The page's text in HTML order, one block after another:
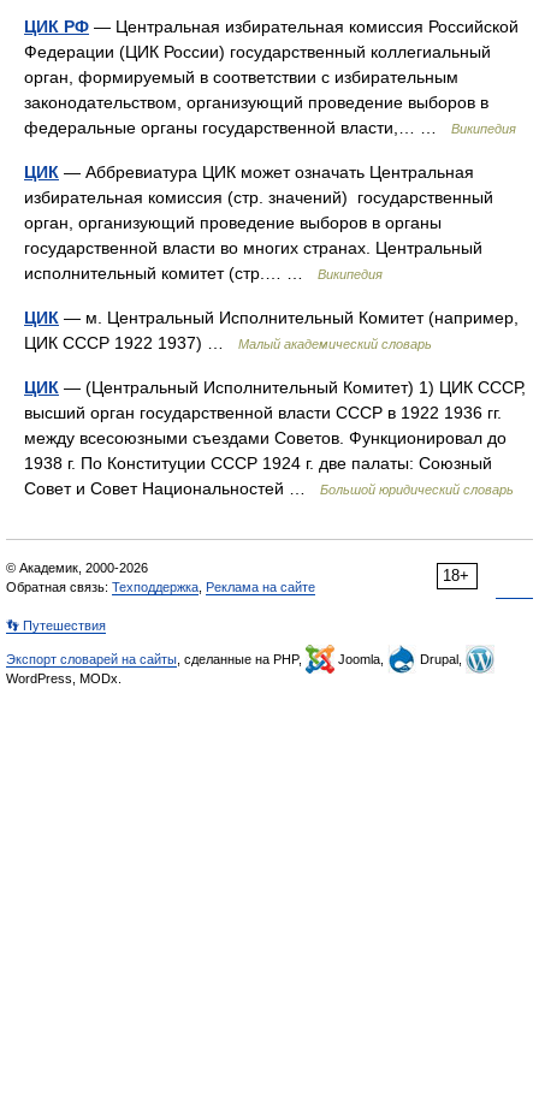
ЦИК РФ — Центральная избирательная комиссия Российской
Федерации (ЦИК России) государственный коллегиальный
орган, формируемый в соответствии с избирательным
законодательством, организующий проведение выборов в
федеральные органы государственной власти,… …
Википедия
ЦИК — Аббревиатура ЦИК может означать Центральная
избирательная комиссия (стр. значений) государственный
орган, организующий проведение выборов в органы
государственной власти во многих странах. Центральный
исполнительный комитет (стр.… …
Википедия
ЦИК — м. Центральный Исполнительный Комитет (например,
ЦИК СССР 1922 1937) …
Малый академический словарь
ЦИК — (Центральный Исполнительный Комитет) 1) ЦИК СССР,
высший орган государственной власти СССР в 1922 1936 гг.
между всесоюзными съездами Советов. Функционировал до
1938 г. По Конституции СССР 1924 г. две палаты: Союзный
Совет и Совет Национальностей …
Большой юридический словарь
18+
© Академик, 2000-2026
Обратная связь: Техподдержка Реклама на сайте
👣 Путешествия
Экспорт словарей на сайты , сделанные на PHP, Joomla,
Drupal,
WordPress, MODx.